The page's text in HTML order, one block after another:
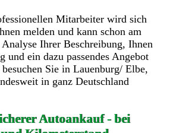
Mitarbeiter wird sich
melden und kann schon am
Ihrer Beschreibung, Ihnen
und ein dazu passendes Angebot
Sie in Lauenburg/ Elbe,
in ganz Deutschland
Autoankauf - bei